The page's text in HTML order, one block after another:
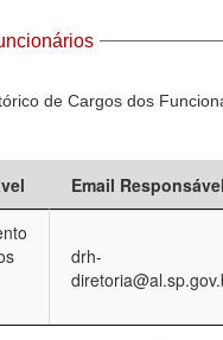
de Cargos dos
Email
drh-